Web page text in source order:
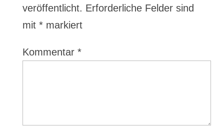
veröffentlicht. Erforderliche Felder sind
mit *markiert
Kommentar *